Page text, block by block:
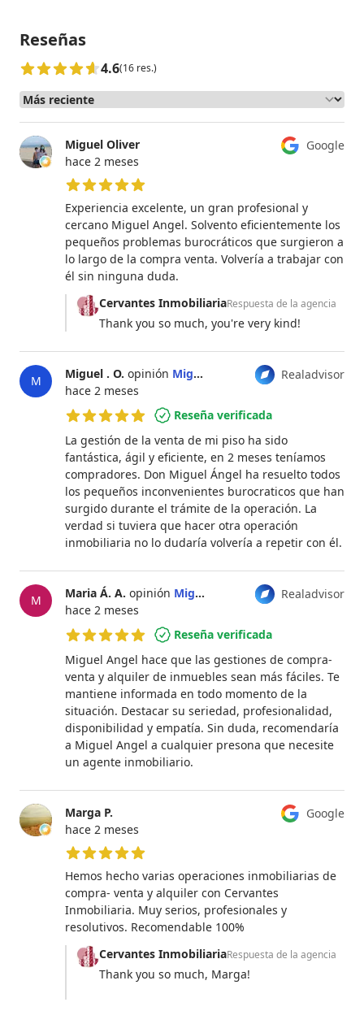
Reseñas
4.6(16 res.)
Google
Miguel Oliver
hace 2 meses
5 de 5 estrellas
Experiencia excelente, un gran profesional y
cercano Miguel Angel. Solvento eficientemente los
pequeños problemas burocráticos que surgieron a
lo largo de la compra venta. Volvería a trabajar con
él sin ninguna duda.
Cervantes InmobiliariaRespuesta de la agencia
Thank you so much, you're very kind!
M Realadvisor
Miguel . O. opinión Miguel Ángel Pascual Fernández
hace 2 meses
Reseña verificada
5 de 5 estrellas
La gestión de la venta de mi piso ha sido
fantástica, ágil y eficiente, en 2 meses teníamos
compradores. Don Miguel Ángel ha resuelto todos
los pequeños inconvenientes burocraticos que han
surgido durante el trámite de la operación. La
verdad si tuviera que hacer otra operación
inmobiliaria no lo dudaría volvería a repetir con él.
M Realadvisor
Maria Á. A. opinión Miguel Ángel Pascual Fernández
hace 2 meses
Reseña verificada
5 de 5 estrellas
Miguel Angel hace que las gestiones de compra-
venta y alquiler de inmuebles sean más fáciles. Te
mantiene informada en todo momento de la
situación. Destacar su seriedad, profesionalidad,
disponibilidad y empatía. Sin duda, recomendaría
a Miguel Angel a cualquier presona que necesite
un agente inmobiliario.
Google
Marga P.
hace 2 meses
5 de 5 estrellas
Hemos hecho varias operaciones inmobiliarias de
compra- venta y alquiler con Cervantes
Inmobiliaria. Muy serios, profesionales y
resolutivos. Recomendable 100%
Cervantes InmobiliariaRespuesta de la agencia
Thank you so much, Marga!